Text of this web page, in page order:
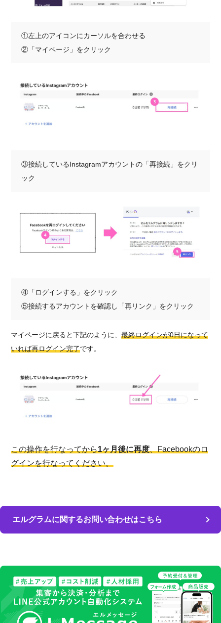
①左上のアイコンにカーソルを合わせる
②「マイページ」をクリック
③接続しているInstagramアカウントの「再接続」をクリ
ック
④「ログインする」をクリック
⑤接続するアカウントを確認し「再リンク」をクリック
マイページに戻ると下記のように、最終ログインが0日になって
いれば再ログイン完了です。
この操作を行なってから1ヶ月後に再度、Facebookのロ
グインを行なってください。
エルグラムに関するお問い合わせはこちら